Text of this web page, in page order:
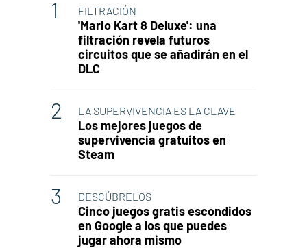
FILTRACIÓN
'Mario Kart 8 Deluxe': una
filtración revela futuros
circuitos que se añadirán en el
DLC
LA SUPERVIVENCIA ES LA CLAVE
Los mejores juegos de
supervivencia gratuitos en
Steam
DESCÚBRELOS
Cinco juegos gratis escondidos
en Google a los que puedes
jugar ahora mismo